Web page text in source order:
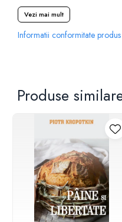
din ce în ce mai numeroasă și
această contradicție? Cum
capitalist dacă muncitorul
încorporează în produsul sau
economiști, acest produs se
politică de până acum stă
scriind sau bolborosind fraze
criticii socialiști de până
stare să facă altceva decât
unul dintre ei n-a rezolvat-o
procesul de formare a
clarificând în acest fel totul.
“Demokratiches
Vezi mai mult
Informatii conformitate produs
Produse